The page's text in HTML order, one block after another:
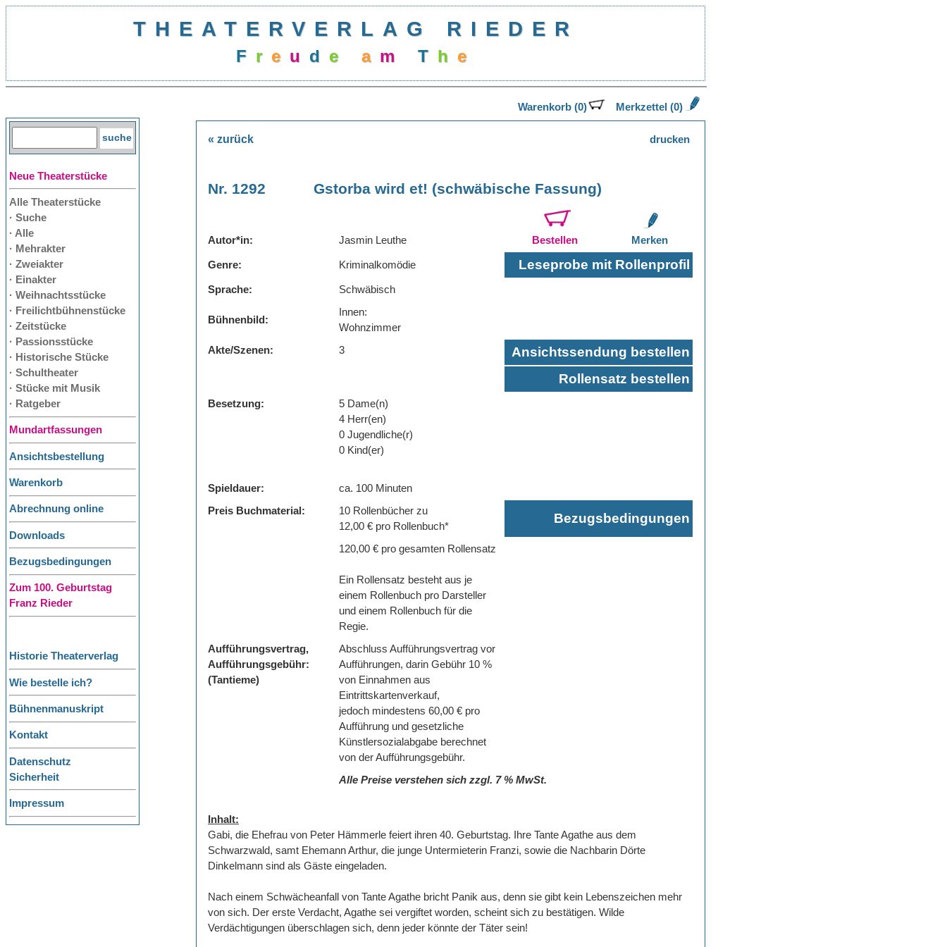
THEATERVERLAG RIEDER
Freu d e am Th ea
Neue Theaterstücke
Alle Theaterstücke
· Suche
· Alle
· Mehrakter
· Zweiakter
· Einakter
· Weihnachtsstücke
· Freilichtbühnenstücke
· Zeitstücke
· Passionsstücke
· Historische Stücke
· Schultheater
· Stücke mit Musik
· Ratgeber
Mundartfassungen
Ansichtsbestellung
Warenkorb
Abrechnung online
Downloads
Bezugsbedingungen
Zum 100. Geburtstag
Franz Rieder
Historie Theaterverlag
Wie bestelle ich?
Bühnenmanuskript
Kontakt
Datenschutz
Sicherheit
Impressum
Warenkorb (0) Merkzettel (0)
« zurück drucken
Nr. 1292 Gstorba wird et! (schwäbische Fassung)
Autor*in: Jasmin Leuthe Bestellen Merken
Genre: Kriminalkomödie Leseprobe mit Rollenprofil
Sprache: Schwäbisch
Bühnenbild:
Innen:
Wohnzimmer
Akte/Szenen:
3
Ansichtssendung bestellen
Rollensatz bestellen
Besetzung:
5 Dame(n)
4 Herr(en)
0 Jugendliche(r)
0 Kind(er)
Spieldauer:
ca. 100 Minuten
Preis Buchmaterial:
10 Rollenbücher zu
12,00 € pro Rollenbuch*
Bezugsbedingungen
120,00 € pro gesamten Rollensatz
Ein Rollensatz besteht aus je
einem Rollenbuch pro Darsteller
und einem Rollenbuch für die
Regie.
Aufführungsvertrag,
Aufführungsgebühr:
(Tantieme)
Abschluss Aufführungsvertrag vor
Aufführungen, darin Gebühr 10 %
von Einnahmen aus
Eintrittskartenverkauf,
jedoch mindestens 60,00 € pro
Aufführung und gesetzliche
Künstlersozialabgabe berechnet
von der Aufführungsgebühr.
Alle Preise verstehen sich zzgl. 7 % MwSt.
Inhalt:
Gabi, die Ehefrau von Peter Hämmerle feiert ihren 40. Geburtstag. Ihre Tante Agathe aus dem
Schwarzwald, samt Ehemann Arthur, die junge Untermieterin Franzi, sowie die Nachbarin Dörte
Dinkelmann sind als Gäste eingeladen.
Nach einem Schwächeanfall von Tante Agathe bricht Panik aus, denn sie gibt kein Lebenszeichen mehr
von sich. Der erste Verdacht, Agathe sei vergiftet worden, scheint sich zu bestätigen. Wilde
Verdächtigungen überschlagen sich, denn jeder könnte der Täter sein!